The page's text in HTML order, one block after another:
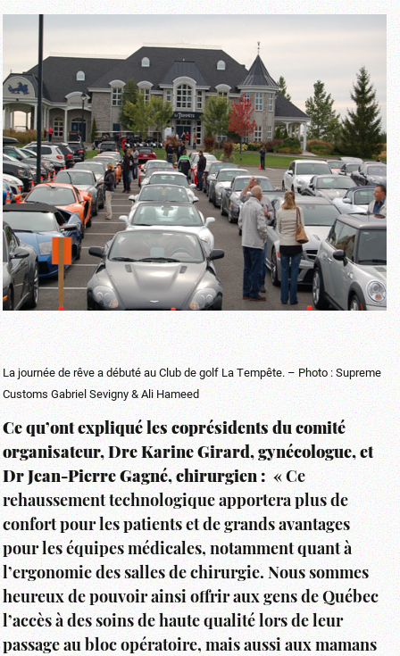
La journée de rêve a débuté au Club de golf La Tempête. – Photo : Supreme
Customs Gabriel Sevigny & Ali Hameed
Ce qu’ont expliqué les coprésidents du comité
organisateur, Dre Karine Girard, gynécologue, et
Dr Jean-Pierre Gagné, chirurgien :« Ce
rehaussement technologique apportera plus de
confort pour les patients et de grands avantages
pour les équipes médicales, notamment quant à
l’ergonomie des salles de chirurgie. Nous sommes
heureux de pouvoir ainsi offrir aux gens de Québec
l’accès à des soins de haute qualité lors de leur
passage au bloc opératoire, mais aussi aux mamans